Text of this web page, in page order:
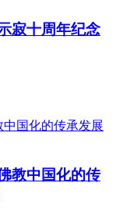
寂十周年纪念
教中国化的传